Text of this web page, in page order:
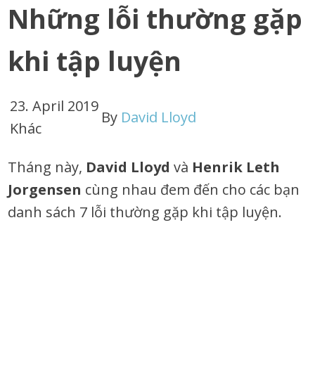
Những lỗi thường gặp
khi tập luyện
23. April 2019
Khác
By David Lloyd
Tháng này, David Lloyd và Henrik Leth
Jorgensen cùng nhau đem đến cho các bạn
danh sách 7 lỗi thường gặp khi tập luyện.